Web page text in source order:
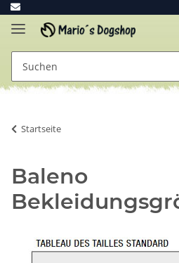
Startseite
Baleno